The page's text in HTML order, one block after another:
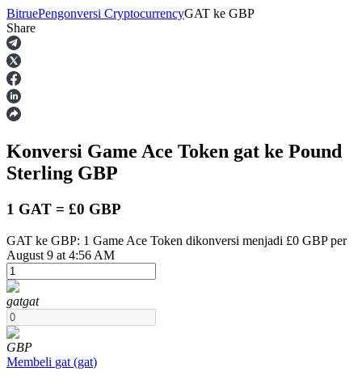
Berjangka
USDT Berjangka
BitruePengonversi CryptocurrencyGAT ke GBP
Share
Konversi Game Ace Token gat ke Pound
Sterling GBP
1 GAT = £0 GBP
GAT ke GBP: 1 Game Ace Token dikonversi menjadi £0 GBP per
August 9 at 4:56 AM
gatgat
GBP
Membeli gat (gat)